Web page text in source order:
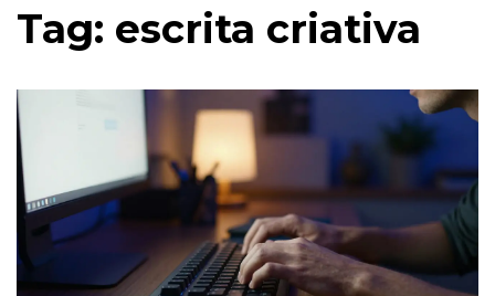
Tag: escrita criativa